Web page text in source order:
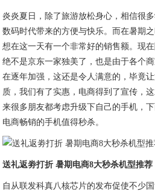
炎炎夏日，除了旅游放松身心，相信很
数码时代带来的方便与快乐。而在暑期
想在这一天有一个非常好的销售额。现
绝不是京东一家独美了，也是由于各个
在逐年加强，这还是令人满意的，毕竟
质，我们有了实惠，电商得到了宣传，
来很多朋友都考虑升级下自己的手机，
电商畅销的手机值得秒杀。
送礼返劵打折 暑期电商8大秒杀机型推荐
自从联发科真八核芯片的发布促使不少